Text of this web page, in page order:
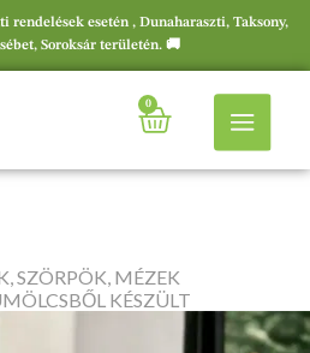
rendelések esetén , Dunaharaszti, Taksony,
Soroksár területén. 🚚
0
SZÖRPÖK, MÉZEK
KÉSZÜLT